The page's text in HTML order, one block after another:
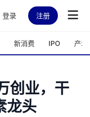
登录 注册
新消费 IPO 产城
创业，干
龙头